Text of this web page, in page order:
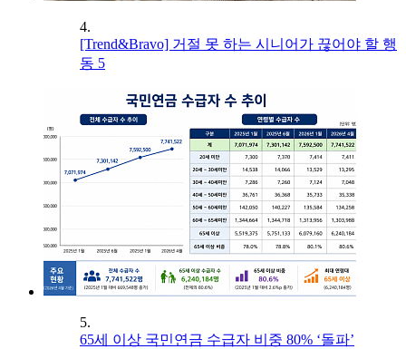
4.
[Trend&Bravo] 거절 못 하는 시니어가 끊어야 할 행
동 5
5.
65세 이상 국민연금 수급자 비중 80% ‘돌파’